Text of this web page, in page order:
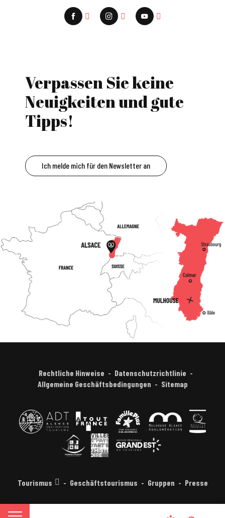
Verpassen Sie keine
Neuigkeiten und gute
Tipps!
Ich melde mich für den Newsletter an
Rechtliche Hinweise
Datenschutzrichtlinie
Allgemeine Geschäftsbedingungen
Sitemap
Tourismus Geschäftstourismus Gruppen Presse